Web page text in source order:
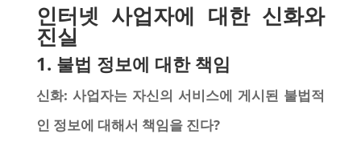
인터넷 사업자에 대한 신화와
진실
1. 불법 정보에 대한 책임
신화: 사업자는 자신의 서비스에 게시된 불법적
인 정보에 대해서 책임을 진다?